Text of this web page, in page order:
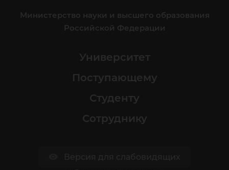
Министерство науки и высшего образования
Российской Федерации
Университет
Поступающему
Студенту
Сотруднику